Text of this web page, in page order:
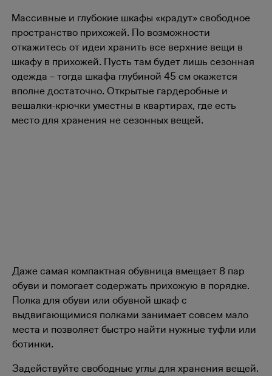
Массивные и глубокие шкафы «крадут» свободное
пространство прихожей. По возможности
откажитесь от идеи хранить все верхние вещи в
шкафу в прихожей. Пусть там будет лишь сезонная
одежда – тогда шкафа глубиной 45 см окажется
вполне достаточно. Открытые гардеробные и
вешалки-крючки уместны в квартирах, где есть
место для хранения не сезонных вещей.
Даже самая компактная обувница вмещает 8 пар
обуви и помогает содержать прихожую в порядке.
Полка для обуви или обувной шкаф с
выдвигающимися полками занимает совсем мало
места и позволяет быстро найти нужные туфли или
ботинки.
Задействуйте свободные углы для хранения вещей.